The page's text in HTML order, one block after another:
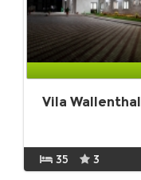
Vila Wallenthal
35 3